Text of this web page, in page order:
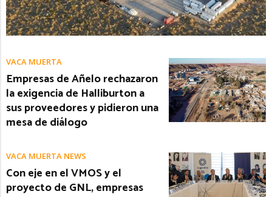
VACA MUERTA
Empresas de Añelo rechazaron
la exigencia de Halliburton a
sus proveedores y pidieron una
mesa de diálogo
VACA MUERTA NEWS
Con eje en el VMOS y el
proyecto de GNL, empresas